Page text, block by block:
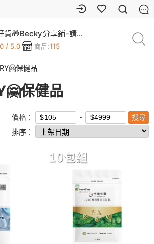
貨🎁Becky分享鋪-請
/ 5.0 商品:115
保健品
保健品
價格：
排序：